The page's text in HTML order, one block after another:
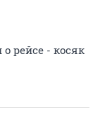
рейсе - косяк